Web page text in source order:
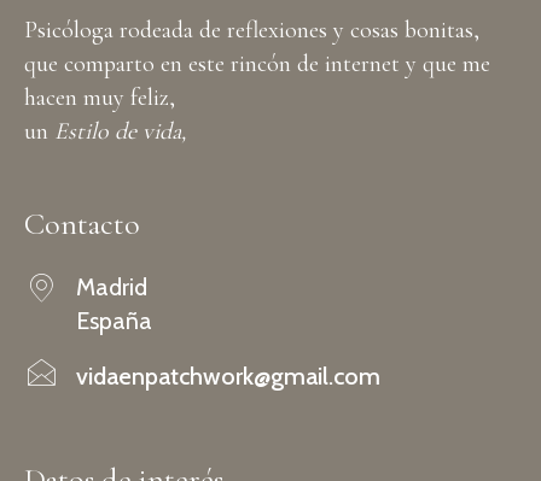
Psicóloga rodeada de reflexiones y cosas bonitas,
que comparto en este rincón de internet y que me
hacen muy feliz,
un Estilo de vida,
Contacto
Madrid
España
vidaenpatchwork@gmail.com